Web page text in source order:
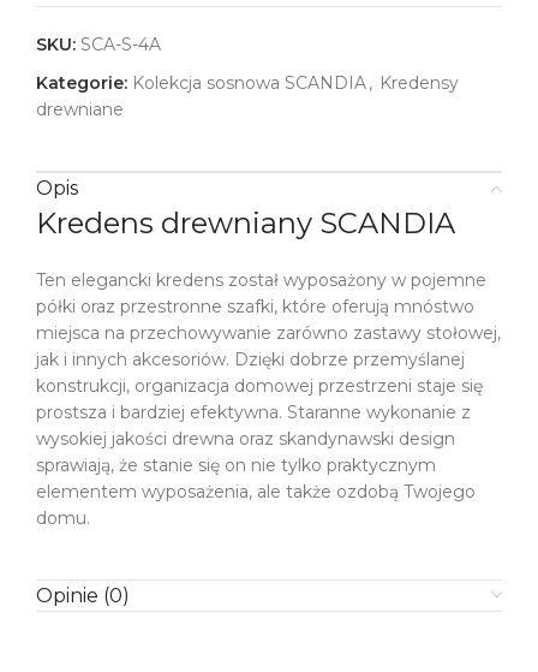
SKU: SCA-S-4A
Kategorie: Kolekcja sosnowa SCANDIA, Kredensy
drewniane
Opis
Kredens drewniany SCANDIA
Ten elegancki kredens został wyposażony w pojemne
półki oraz przestronne szafki, które oferują mnóstwo
miejsca na przechowywanie zarówno zastawy stołowej,
jak i innych akcesoriów. Dzięki dobrze przemyślanej
konstrukcji, organizacja domowej przestrzeni staje się
prostsza i bardziej efektywna. Staranne wykonanie z
wysokiej jakości drewna oraz skandynawski design
sprawiają, że stanie się on nie tylko praktycznym
elementem wyposażenia, ale także ozdobą Twojego
domu.
Opinie (0)